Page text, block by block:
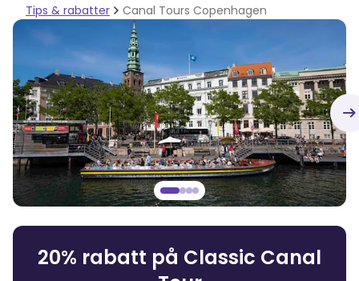
Tips & rabatter Canal Tours Copenhagen
20% rabatt på Classic Canal